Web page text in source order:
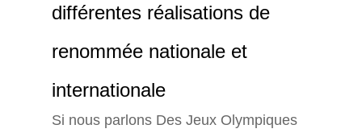
différentes réalisations de
renommée nationale et
internationale
Si nous parlons Des Jeux Olympiques